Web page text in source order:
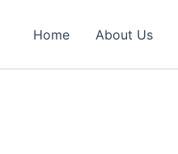
Home About Us